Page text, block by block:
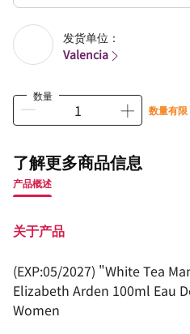
发货单位：
Valencia
数量
数量有限
了解更多商品信息
产品概述
关于产品
(EXP:05/2027) "White Tea
Elizabeth Arden 100ml Eau
Women